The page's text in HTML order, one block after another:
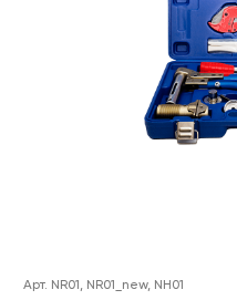
Арт. NR01, NR01_new, NH01